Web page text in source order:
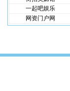
一起吧娱乐
网资门户网